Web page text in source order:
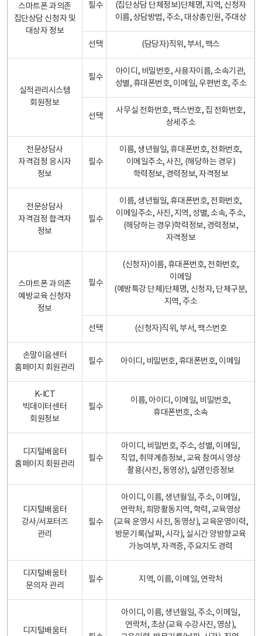
스마트폰 과의존
집단상담 신청자 및
대상자 정보
필수
(집단상담 단체정보)단체명, 지역, 신청자
이름, 상담방법, 주소, 대상총인원, 주대상
선택 (담당자)직위, 부서, 팩스
실적관리시스템
회원정보
필수
아이디, 비밀번호, 사용자이름, 소속기관,
성별, 휴대폰번호, 이메일, 우편번호, 주소
선택
사무실 전화번호, 팩스번호, 집 전화번호,
상세주소
전문상담사
자격검정 응시자
정보
필수
이름, 생년월일, 휴대폰번호, 전화번호,
이메일주소, 사진, (해당하는 경우)
학력정보, 경력정보, 자격정보
전문상담사
자격검정 합격자
정보
필수
이름, 생년월일, 휴대폰번호, 전화번호,
이메일주소, 사진, 지역, 성별, 소속, 주소,
(해당하는 경우)학력정보, 경력정보,
자격정보
스마트폰 과의존
예방교육 신청자
정보
필수
(신청자)이름, 휴대폰번호, 전화번호,
이메일
(예방특강 단체)단체명, 신청자, 단체구분,
지역, 주소
선택 (신청자)직위, 부서, 팩스번호
손말이음센터
홈페이지 회원관리
필수 아이디, 비밀번호, 휴대폰번호, 이메일
K-ICT
빅데이터센터
회원정보
필수
이름, 아이디, 이메일, 비밀번호,
휴대폰번호, 소속
디지털배움터
홈페이지 회원관리
필수
아이디, 비밀번호, 주소, 성별, 이메일,
직업, 취약계층정보, 교육 참여시 영상
촬용(사진, 동영상), 실명인증정보
디지털배움터
강사/서포터즈
관리
필수
아이디, 이름, 생년월일, 주소, 이메일,
연락처, 희망활동지역, 학력, 교육영상
(교육 운영시 사진, 동영상), 교육운영이력,
방문기록(날짜, 시각), 실시간 양방향교육
가능여부, 자격증, 주요지도 경력
디지털배움터
문의자 관리
필수 지역, 이름, 이메일, 연락처
디지털배움터
아이디, 이름, 생년월일, 주소, 이메일,
연락처, 초상(교육 수강사진, 영상),